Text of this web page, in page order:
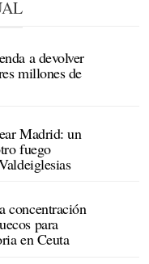
a devolver
millones de
Madrid: un
fuego
concentración
para
en Ceuta